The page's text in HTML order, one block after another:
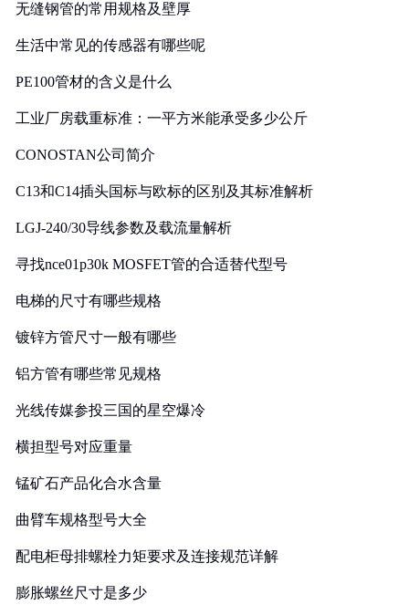
无缝钢管的常用规格及壁厚
生活中常见的传感器有哪些呢
PE100管材的含义是什么
工业厂房载重标准：一平方米能承受多少公斤
CONOSTAN公司简介
C13和C14插头国标与欧标的区别及其标准解析
LGJ-240/30导线参数及载流量解析
寻找nce01p30k MOSFET管的合适替代型号
电梯的尺寸有哪些规格
镀锌方管尺寸一般有哪些
铝方管有哪些常见规格
光线传媒参投三国的星空爆冷
横担型号对应重量
锰矿石产品化合水含量
曲臂车规格型号大全
配电柜母排螺栓力矩要求及连接规范详解
膨胀螺丝尺寸是多少